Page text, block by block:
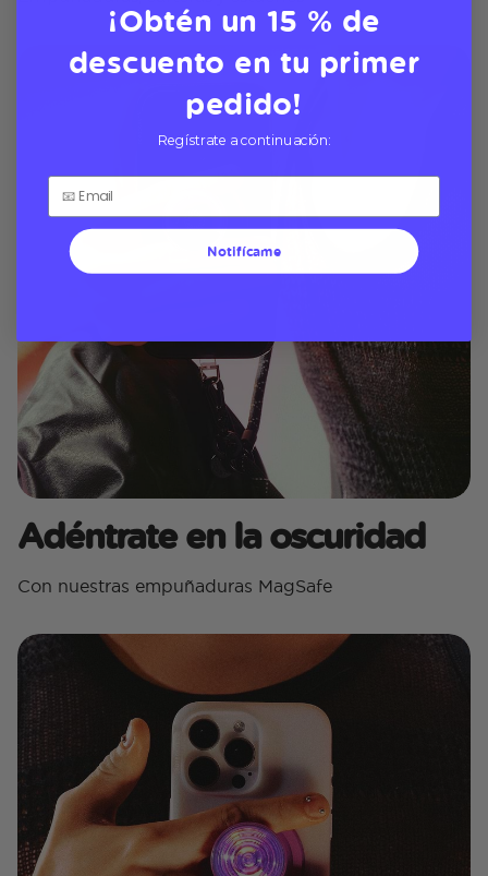
Adéntrate en la oscuridad
Con nuestras empuñaduras MagSafe
¡Obtén un 15 % de
descuento en tu primer
pedido!
Regístrate a continuación:
Notifícame